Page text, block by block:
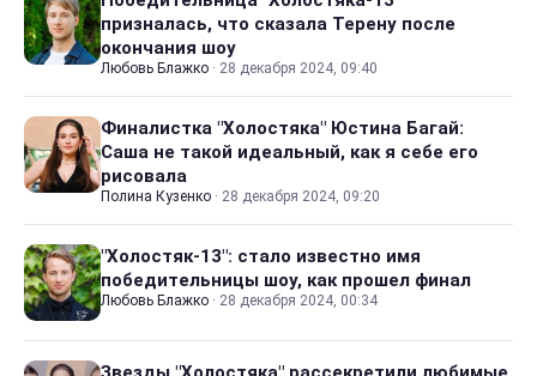
призналась, что сказала Терену после
окончания шоу
Любовь Блажко · 28 декабря 2024, 09:40
Финалистка "Холостяка" Юстина Багай:
Саша не такой идеальный, как я себе его
рисовала
Полина Кузенко · 28 декабря 2024, 09:20
"Холостяк-13": стало известно имя
победительницы шоу, как прошел финал
Любовь Блажко · 28 декабря 2024, 00:34